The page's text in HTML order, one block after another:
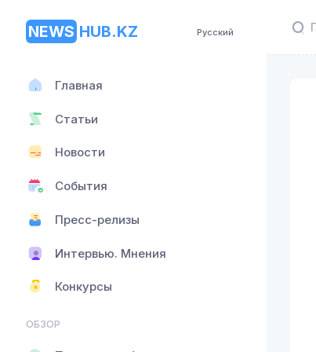
NEWS HUB.KZ Русский
Главная
Статьи
Новости
События
Пресс-релизы
Интервью. Мнения
Конкурсы
ОБЗОР